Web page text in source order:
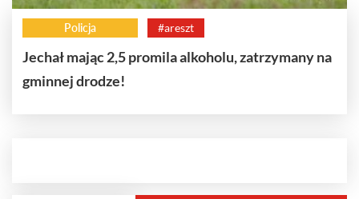
Policja #areszt
Jechał mając 2,5 promila alkoholu, zatrzymany na
gminnej drodze!